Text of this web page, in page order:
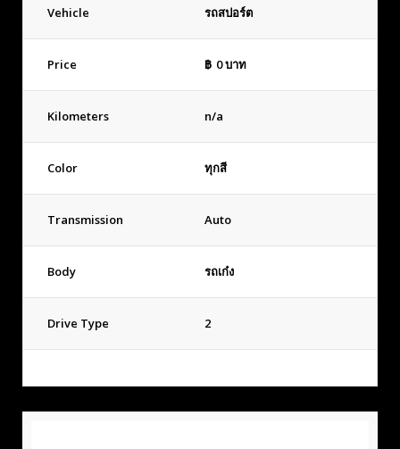
Vehicle รถสปอร์ต
Price ฿ 0บาท
Kilometers n/a
Color ทุกสี
Transmission Auto
Body รถเก๋ง
Drive Type 2